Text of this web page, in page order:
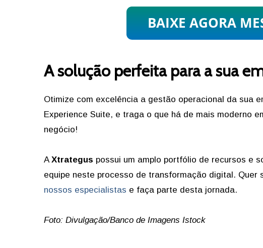
A solução perfeita para a sua
Otimize com excelência a gestão operacional da sua
Experience Suite, e traga o que há de mais moderno
negócio!
AXtrategus possui um amplo portfólio de recursos e
equipe neste processo de transformação digital. Quer
nossos especialistas e faça parte desta jornada.
Foto: Divulgação/Banco de Imagens Istock